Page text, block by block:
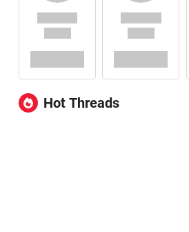
Hot Threads